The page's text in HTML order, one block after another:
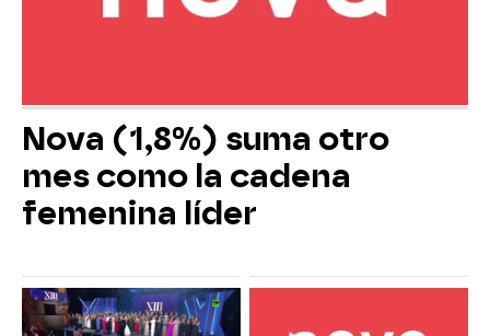
Nova (1,8%) suma otro
mes como la cadena
femenina líder